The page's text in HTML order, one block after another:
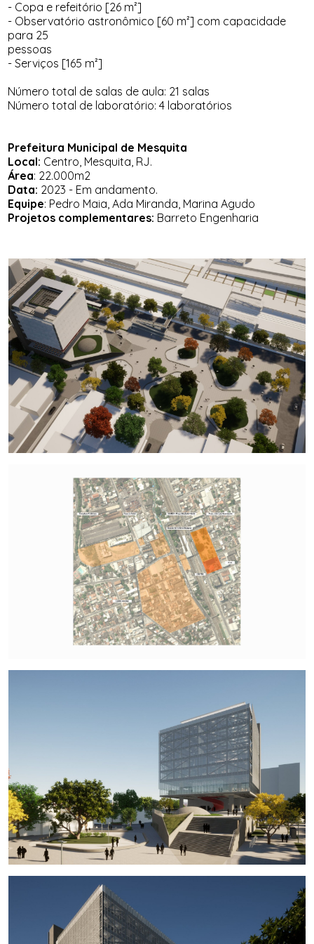
- Copa e refeitório [26 m²]
- Observatório astronômico [60 m²] com capacidade
para 25
pessoas
- Serviços [165 m²]
Número total de salas de aula: 21 salas
Número total de laboratório: 4 laboratórios
Prefeitura Municipal de Mesquita
Local: Centro, Mesquita, RJ.
Área: 22.000m2
Data: 2023 - Em andamento.
Equipe: Pedro Maia, Ada Miranda, Marina Agudo
Projetos complementares: Barreto Engenharia